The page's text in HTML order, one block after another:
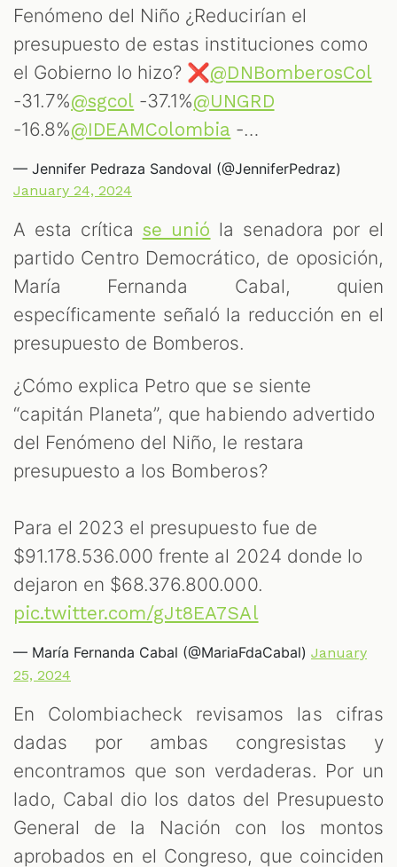
Fenómeno del Niño ¿Reducirían el
presupuesto de estas instituciones como
el Gobierno lo hizo? ❌@DNBomberosCol
-31.7%@sgcol -37.1%@UNGRD
-16.8%@IDEAMColombia -…
— Jennifer Pedraza Sandoval (@JenniferPedraz)
January 24, 2024
A esta crítica se unió la senadora por el
partido Centro Democrático, de oposición,
María Fernanda Cabal, quien
específicamente señaló la reducción en el
presupuesto de Bomberos.
¿Cómo explica Petro que se siente
“capitán Planeta”, que habiendo advertido
del Fenómeno del Niño, le restara
presupuesto a los Bomberos?
Para el 2023 el presupuesto fue de
$91.178.536.000 frente al ⁠2024 donde lo
dejaron en $68.376.800.000.
pic.twitter.com/gJt8EA7SAl
— María Fernanda Cabal (@MariaFdaCabal) January
25, 2024
En Colombiacheck revisamos las cifras
dadas por ambas congresistas y
encontramos que son verdaderas. Por un
lado, Cabal dio los datos del Presupuesto
General de la Nación con los montos
aprobados en el Congreso, que coinciden